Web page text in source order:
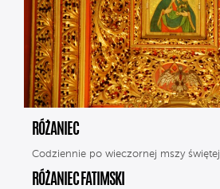
RÓŻANIEC
Codziennie po wieczornej mszy świętej
RÓŻANIEC FATIMSKI